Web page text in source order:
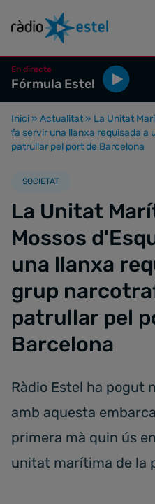
En directe
Fórmula Estel
Inici » Actualitat » La Unitat
fa servir una llanxa requisada a
patrullar pel port de Barcelona
SOCIETAT
La Unitat
Mossos
una llanxa
grup
patrullar pel
Barcelona
Ràdio Estel ha pogut
amb aquesta
primera mà quin ús
unitat marítima de la